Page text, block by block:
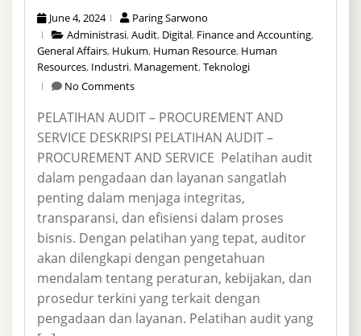
June 4, 2024
Paring Sarwono
Administrasi,Audit, Digital, Finance and Accounting,
General Affairs, Hukum, Human Resource, Human
Resources, Industri, Management,Teknologi
No Comments
PELATIHAN AUDIT – PROCUREMENT AND
SERVICE DESKRIPSI PELATIHAN AUDIT –
PROCUREMENT AND SERVICE Pelatihan audit
dalam pengadaan dan layanan sangatlah
penting dalam menjaga integritas,
transparansi, dan efisiensi dalam proses
bisnis. Dengan pelatihan yang tepat, auditor
akan dilengkapi dengan pengetahuan
mendalam tentang peraturan, kebijakan, dan
prosedur terkini yang terkait dengan
pengadaan dan layanan. Pelatihan audit yang